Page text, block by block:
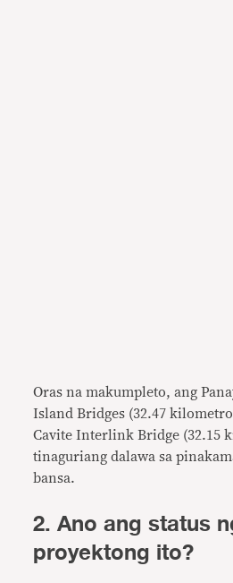
Oras na makumpleto, ang
Island Bridges (32.47
Cavite Interlink Bridge (32.15
tinaguriang dalawa sa
bansa.
2. Ano ang status
proyektong ito?